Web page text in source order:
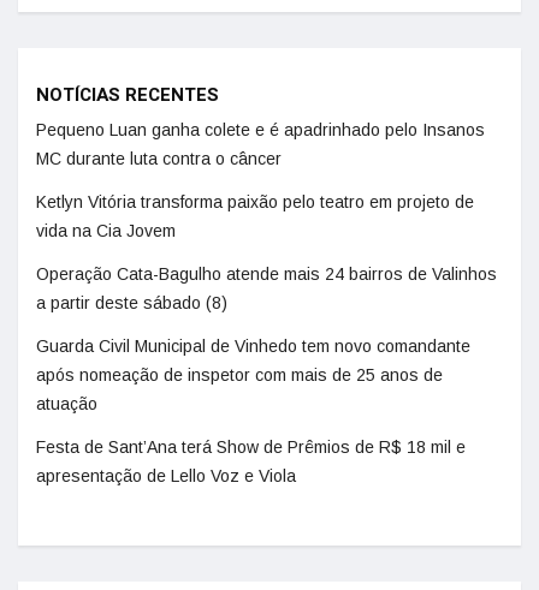
NOTÍCIAS RECENTES
Pequeno Luan ganha colete e é apadrinhado pelo Insanos
MC durante luta contra o câncer
Ketlyn Vitória transforma paixão pelo teatro em projeto de
vida na Cia Jovem
Operação Cata-Bagulho atende mais 24 bairros de Valinhos
a partir deste sábado (8)
Guarda Civil Municipal de Vinhedo tem novo comandante
após nomeação de inspetor com mais de 25 anos de
atuação
Festa de Sant’Ana terá Show de Prêmios de R$ 18 mil e
apresentação de Lello Voz e Viola